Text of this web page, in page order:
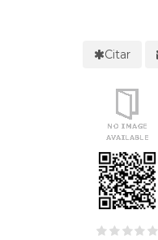
Citar